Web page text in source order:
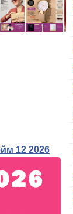
12 2026